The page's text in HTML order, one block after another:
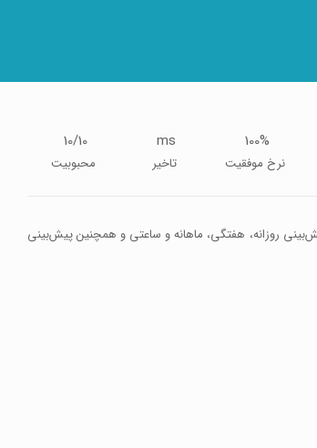
10/10
محبوبیت
ms
تاخیر
100%
نرخ موفقیت
روزانه، هفتگی، ماهانه و ساعتی و همچنین پیش‌بینی